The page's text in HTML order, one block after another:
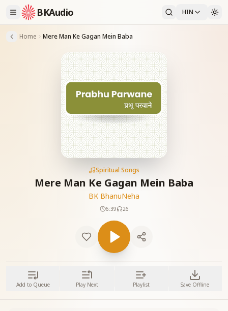
BKAudio HIN
Home Mere Man Ke Gagan Mein Baba
Spiritual Songs
Mere Man Ke Gagan Mein Baba
BK BhanuNeha
6:39 26
Add to Queue Play Next Playlist Save Offline